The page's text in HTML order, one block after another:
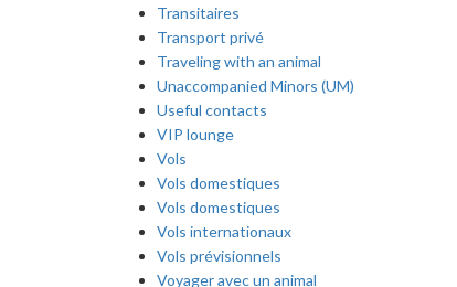
Transitaires
Transport privé
Traveling with an animal
Unaccompanied Minors (UM)
Useful contacts
VIP lounge
Vols
Vols domestiques
Vols domestiques
Vols internationaux
Vols prévisionnels
Voyager avec un animal